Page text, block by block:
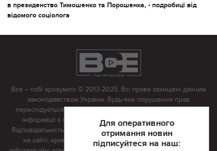
в президенство Тимошенко та Порошенка, - подробиці від
відомого соціолога
Для оперативного
отримання новин
підписуйтеся на наш:
Все – тобі зрозуміло © 2013-2025. Всі права захищені діючим
законодавством України. Будь-яке порушення прав
переслідується в судовому порядку. Будь-яке відтворення
інформації з сайту тільки з письмово дозволу редакції.
Відповідальність за достовірність усіх матеріалів, розміщених
на сайті, крім матеріалів, які містять посилання на інші